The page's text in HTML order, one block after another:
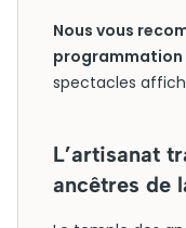
Nous vous
programmation
spectacles
L’artisanat
ancêtres de